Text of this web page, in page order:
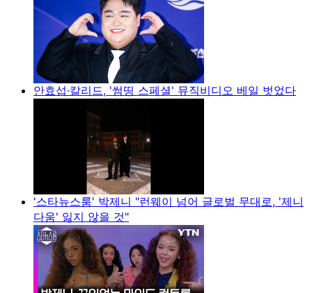
안효섭·칼리드, '썸띵 스페셜' 뮤직비디오 베일 벗었다
'스타뉴스룸' 박제니 "런웨이 넘어 글로벌 무대로, '제니
다움' 잃지 않을 것"